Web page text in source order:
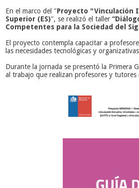
En el marco del "Proyecto "Vinculación
Superior (ES)", se realizó el taller “
Competentes para la Sociedad del
El proyecto contempla capacitar a
las necesidades tecnológicas y
Durante la jornada se presentó la Primera
al trabajo que realizan profesores y